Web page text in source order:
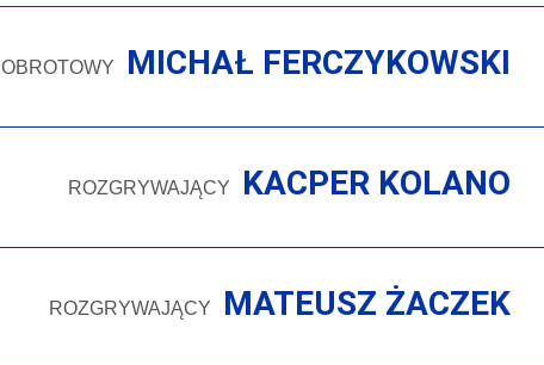
OBROTOWY MICHAŁ FERCZYKOWSKI
ROZGRYWAJĄCY KACPER KOLANO
ROZGRYWAJĄCY MATEUSZ ŻACZEK